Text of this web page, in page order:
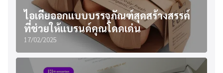
ไอเดียออกแบบบรรจุภัณฑ์สุดสร้างสรรค์
ที่ช่วยให้แบรนด์คุณโดดเด่น
17/02/2025